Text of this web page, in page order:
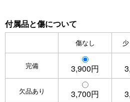
付属品と傷について
傷なし
完備 3,900円
欠品あり 3,700円